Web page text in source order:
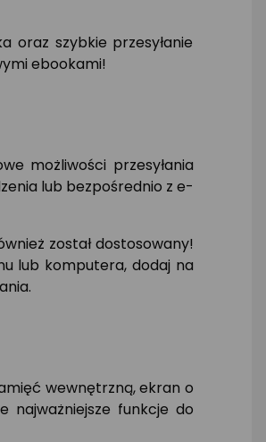
oraz szybkie przesyłanie
ebookami!
możliwości przesyłania
lub bezpośrednio z e-
został dostosowany!
lub komputera, dodaj na
wewnętrzną, ekran o
najważniejsze funkcje do